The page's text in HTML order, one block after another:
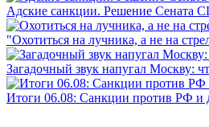
Адские санкции. Решение Сената
"Охотиться на лучника, а не на
Загадочный звук напугал Москву:
Итоги 06.08: Санкции против РФ и